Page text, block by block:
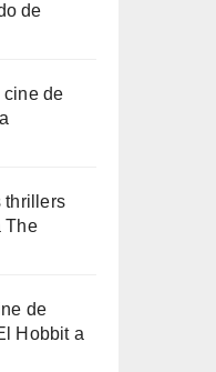
de
cine de
thrillers
The
de
Hobbit a